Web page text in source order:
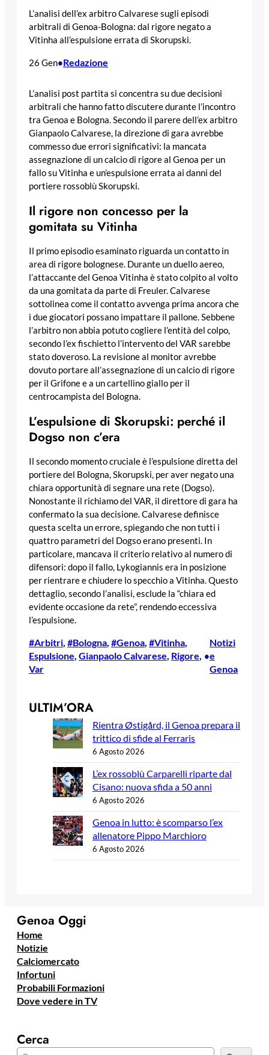
L’analisi dell’ex arbitro Calvarese sugli episodi
arbitrali di Genoa-Bologna: dal rigore negato a
Vitinha all’espulsione errata di Skorupski.
26 Gen•Redazione
L’analisi post partita si concentra su due decisioni
arbitrali che hanno fatto discutere durante l’incontro
tra Genoa e Bologna. Secondo il parere dell’ex arbitro
Gianpaolo Calvarese, la direzione di gara avrebbe
commesso due errori significativi: la mancata
assegnazione di un calcio di rigore al Genoa per un
fallo su Vitinha e un’espulsione errata ai danni del
portiere rossoblù Skorupski.
Il rigore non concesso per la
gomitata su Vitinha
Il primo episodio esaminato riguarda un contatto in
area di rigore bolognese. Durante un duello aereo,
l’attaccante del Genoa Vitinha è stato colpito al volto
da una gomitata da parte di Freuler. Calvarese
sottolinea come il contatto avvenga prima ancora che
i due giocatori possano impattare il pallone. Sebbene
l’arbitro non abbia potuto cogliere l’entità del colpo,
secondo l’ex fischietto l’intervento del VAR sarebbe
stato doveroso. La revisione al monitor avrebbe
dovuto portare all’assegnazione di un calcio di rigore
per il Grifone e a un cartellino giallo per il
centrocampista del Bologna.
L’espulsione di Skorupski: perché il
Dogso non c’era
Il secondo momento cruciale è l’espulsione diretta del
portiere del Bologna, Skorupski, per aver negato una
chiara opportunità di segnare una rete (Dogso).
Nonostante il richiamo del VAR, il direttore di gara ha
confermato la sua decisione. Calvarese definisce
questa scelta un errore, spiegando che non tutti i
quattro parametri del Dogso erano presenti. In
particolare, mancava il criterio relativo al numero di
difensori: dopo il fallo, Lykogiannis era in posizione
per rientrare e chiudere lo specchio a Vitinha. Questo
dettaglio, secondo l’analisi, esclude la “chiara ed
evidente occasione da rete”, rendendo eccessiva
l’espulsione.
#Arbitri #Bologna #Genoa #Vitinha
Espulsione Gianpaolo Calvarese Rigore
Var
•
Notizi
e
Genoa
ULTIM’ORA
Rientra Østigård, il Genoa prepara il
trittico di sfide al Ferraris
6 Agosto 2026
L’ex rossoblù Carparelli riparte dal
Cisano: nuova sfida a 50 anni
6 Agosto 2026
Genoa in lutto: è scomparso l’ex
allenatore Pippo Marchioro
6 Agosto 2026
Genoa Oggi
Home
Notizie
Calciomercato
Infortuni
Probabili Formazioni
Dove vedere in TV
Cerca